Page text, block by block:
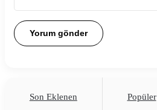
Son Eklenen Popüler